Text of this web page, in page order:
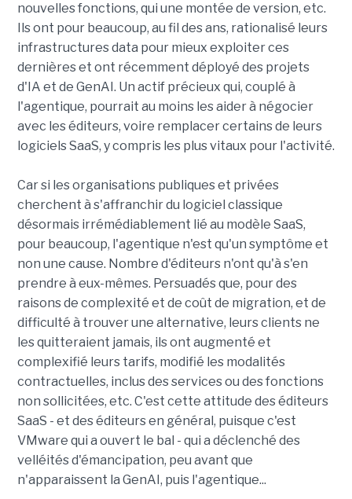
nouvelles fonctions, qui une montée de version, etc.
Ils ont pour beaucoup, au fil des ans, rationalisé leurs
infrastructures data pour mieux exploiter ces
dernières et ont récemment déployé des projets
d'IA et de GenAI. Un actif précieux qui, couplé à
l'agentique, pourrait au moins les aider à négocier
avec les éditeurs, voire remplacer certains de leurs
logiciels SaaS, y compris les plus vitaux pour l'activité.
Car si les organisations publiques et privées
cherchent à s'affranchir du logiciel classique
désormais irrémédiablement lié au modèle SaaS,
pour beaucoup, l'agentique n'est qu'un symptôme et
non une cause. Nombre d'éditeurs n'ont qu'à s'en
prendre à eux-mêmes. Persuadés que, pour des
raisons de complexité et de coût de migration, et de
difficulté à trouver une alternative, leurs clients ne
les quitteraient jamais, ils ont augmenté et
complexifié leurs tarifs, modifié les modalités
contractuelles, inclus des services ou des fonctions
non sollicitées, etc. C'est cette attitude des éditeurs
SaaS - et des éditeurs en général, puisque c'est
VMware qui a ouvert le bal - qui a déclenché des
velléités d'émancipation, peu avant que
n'apparaissent la GenAI, puis l'agentique...